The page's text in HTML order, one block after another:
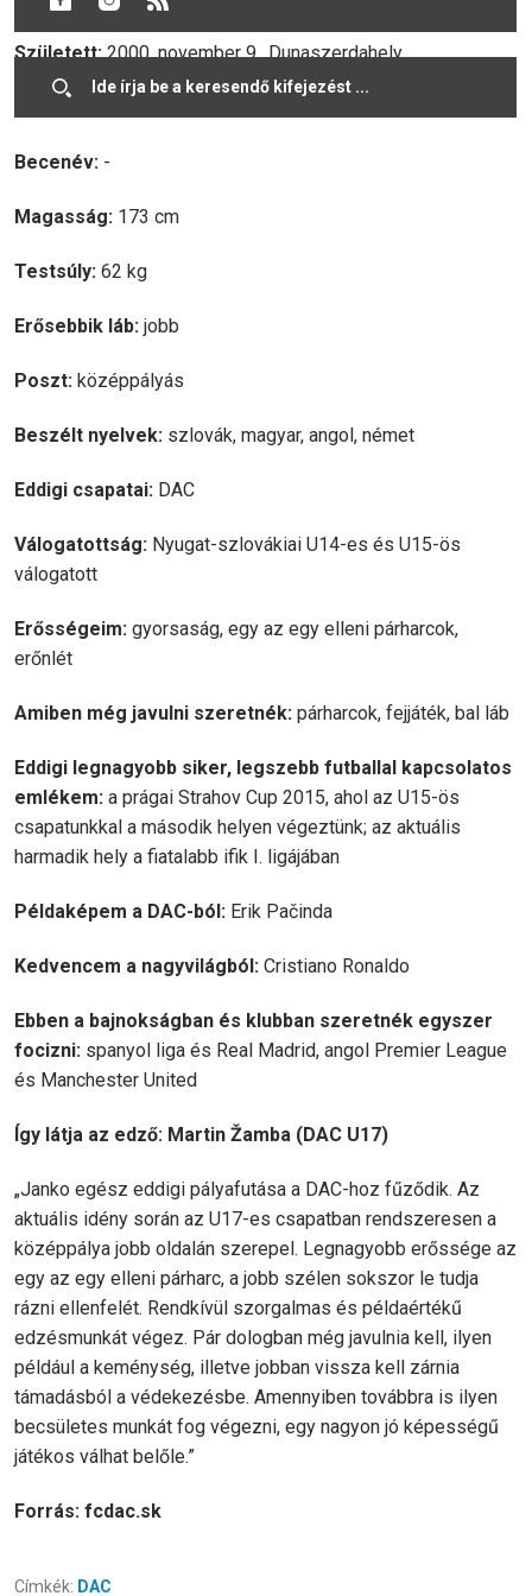
Született:2000. november 9., Dunaszerdahely
Becenév: -
Magasság: 173 cm
Testsúly: 62 kg
Erősebbik láb: jobb
Poszt: középpályás
Beszélt nyelvek: szlovák, magyar, angol, német
Eddigi csapatai: DAC
Válogatottság: Nyugat-szlovákiai U14-es és U15-ös
válogatott
Erősségeim: gyorsaság, egy az egy elleni párharcok,
erőnlét
Amiben még javulni szeretnék: párharcok, fejjáték, bal láb
Eddigi legnagyobb siker, legszebb futballal kapcsolatos
emlékem: a prágai Strahov Cup 2015, ahol az U15-ös
csapatunkkal a második helyen végeztünk; az aktuális
harmadik hely a fiatalabb ifik I. ligájában
Példaképem a DAC-ból: Erik Pačinda
Kedvencem a nagyvilágból: Cristiano Ronaldo
Ebben a bajnokságban és klubban szeretnék egyszer
focizni: spanyol liga és Real Madrid, angol Premier League
és Manchester United
Így látja az edző: Martin Žamba (DAC U17)
„Janko egész eddigi pályafutása a DAC-hoz fűződik. Az
aktuális idény során az U17-es csapatban rendszeresen a
középpálya jobb oldalán szerepel. Legnagyobb erőssége az
egy az egy elleni párharc, a jobb szélen sokszor le tudja
rázni ellenfelét. Rendkívül szorgalmas és példaértékű
edzésmunkát végez. Pár dologban még javulnia kell, ilyen
például a keménység, illetve jobban vissza kell zárnia
támadásból a védekezésbe. Amennyiben továbbra is ilyen
becsületes munkát fog végezni, egy nagyon jó képességű
játékos válhat belőle.”
Forrás: fcdac.sk
Címkék: DAC